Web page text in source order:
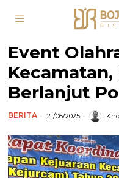
Event
Berlanjut
BERITA 21/06/2025